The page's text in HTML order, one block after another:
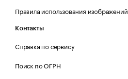
Правила использования изображений
Контакты
Справка по сервису
Поиск по ОГРН